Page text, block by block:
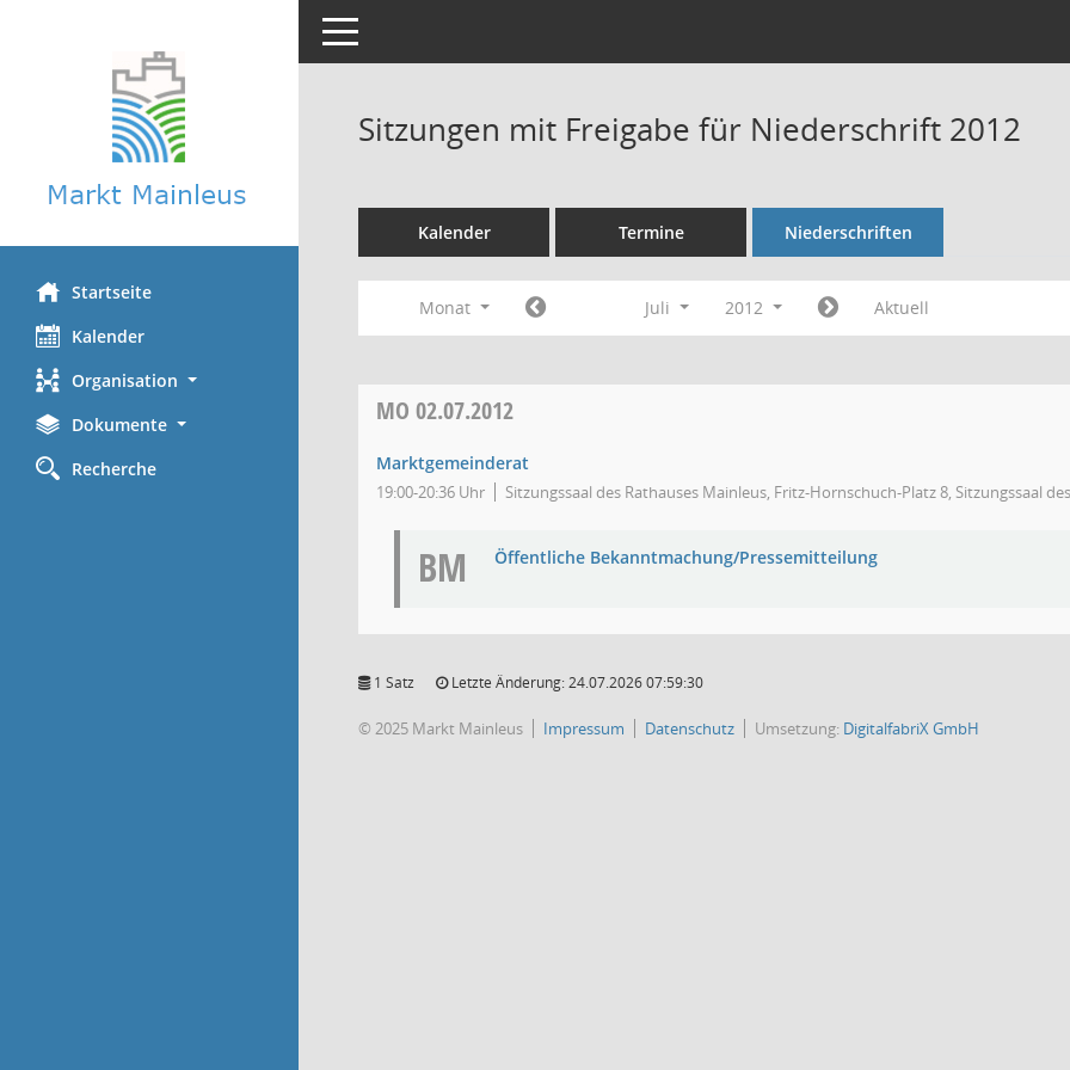
Startseite
Kalender
Organisation
Dokumente
Recherche
Toggle navigation
Sitzungen mit Freigabe für Niederschrift 2012
Kalender Termine Niederschriften
Monat Juli 2012 Aktuell
MO 02.07.2012
Marktgemeinderat
19:00-20:36 Uhr Sitzungssaal des Rathauses Mainleus, Fritz-Hornschuch-Platz 8, Sitzungssaal
BM Öffentliche Bekanntmachung/Pressemitteilung
1 Satz Letzte Änderung: 24.07.2026 07:59:30
© 2025 Markt Mainleus Impressum Datenschutz Umsetzung: DigitalfabriX GmbH